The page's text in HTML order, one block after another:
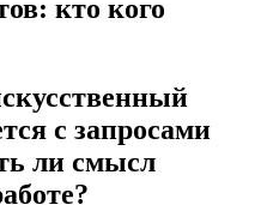
кто кого
с запросами
ли смысл